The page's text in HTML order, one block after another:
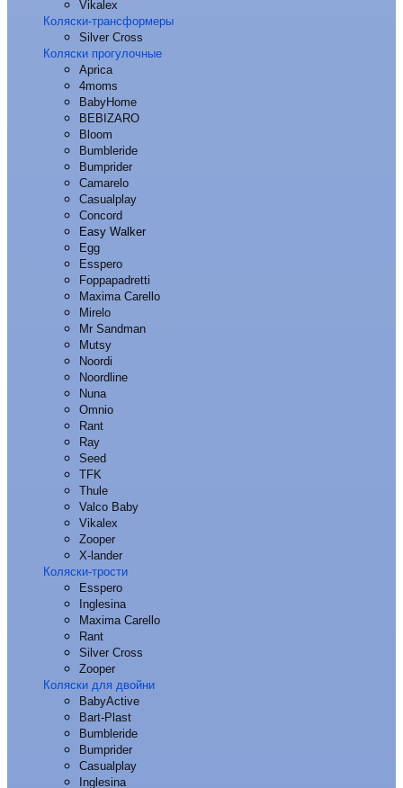
Vikalex
Коляски-трансформеры
Silver Cross
Коляски прогулочные
Aprica
4moms
BabyHome
BEBIZARO
Bloom
Bumbleride
Bumprider
Camarelo
Casualplay
Concord
Easy Walker
Egg
Esspero
Foppapadretti
Maxima Carello
Mirelo
Mr Sandman
Mutsy
Noordi
Noordline
Nuna
Omnio
Rant
Ray
Seed
TFK
Thule
Valco Baby
Vikalex
Zooper
X-lander
Коляски-трости
Esspero
Inglesina
Maxima Carello
Rant
Silver Cross
Zooper
Коляски для двойни
BabyActive
Bart-Plast
Bumbleride
Bumprider
Casualplay
Inglesina